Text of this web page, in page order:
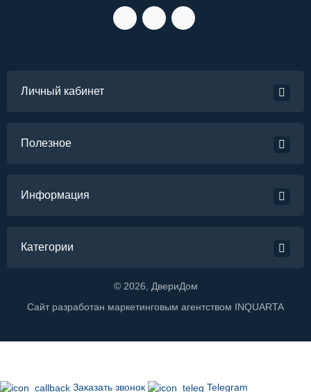
Личный кабинет
Полезное
Информация
Категории
© 2026 , ДвериДом
Сайт разработан маркетинговым агентством INQUARTA
Заказать звонок Telegram